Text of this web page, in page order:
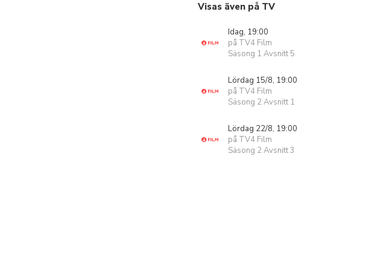
Visas även på TV
Idag, 19:00
på TV4 Film
Säsong 1 Avsnitt 5
Lördag 15/8, 19:00
på TV4 Film
Säsong 2 Avsnitt 1
Lördag 22/8, 19:00
på TV4 Film
Säsong 2 Avsnitt 3